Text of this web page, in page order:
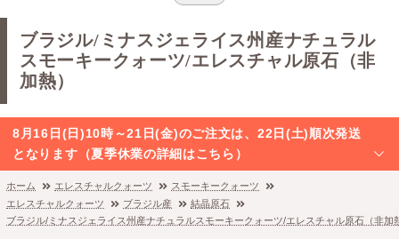
ブラジル/ミナスジェライス州産ナチュラル
スモーキークォーツ/エレスチャル原石（非
加熱）
8月16日(日)10時～21日(金)のご注文は、22日(土)順次発送
となります（夏季休業の詳細はこちら）
ホーム エレスチャルクォーツ
スモーキークォーツ
エレスチャルクォーツ
ブラジル産
結晶原石
ブラジル/ミナスジェライス州産ナチュラルスモーキークォーツ/エレスチャル原石（非加